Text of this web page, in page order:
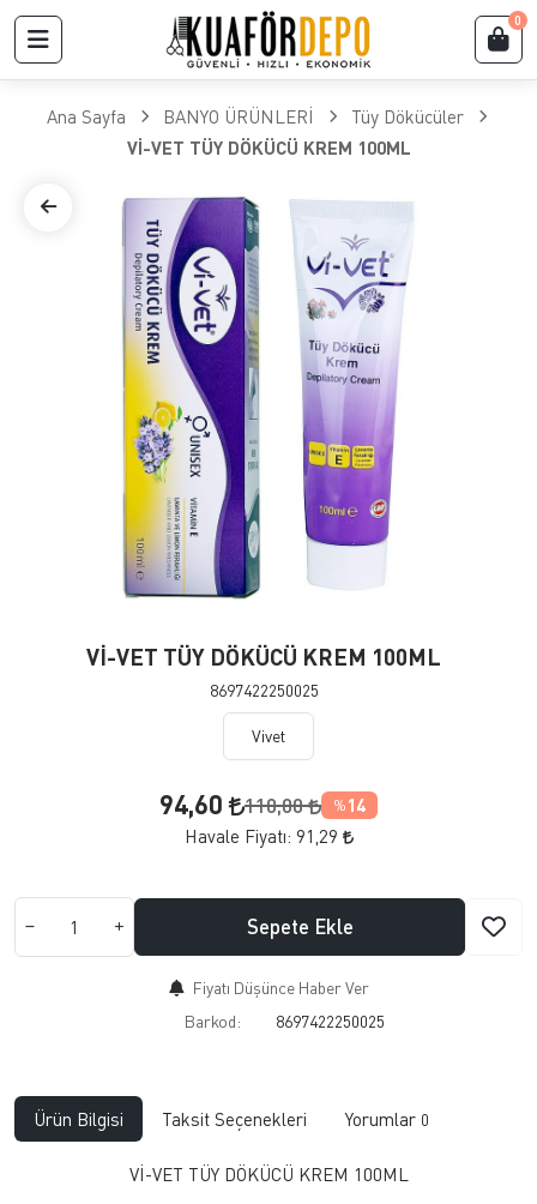
0
Ana Sayfa BANYO ÜRÜNLERİ
Tüy Dökücüler
Vİ-VET TÜY DÖKÜCÜ KREM 100ML
Vİ-VET TÜY DÖKÜCÜ KREM 100ML
8697422250025
Vivet
94,60 110,00 % 14
Havale Fiyatı: 91,29
Sepete Ekle
Fiyatı Düşünce Haber Ver
Barkod:
8697422250025
Ürün Bilgisi Taksit Seçenekleri Yorumlar 0
Vİ-VET TÜY DÖKÜCÜ KREM 100ML